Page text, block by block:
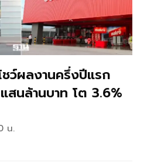
ว์ผลงานครึ่งปีแรก
สนล้านบาท โต 3.6%
น.